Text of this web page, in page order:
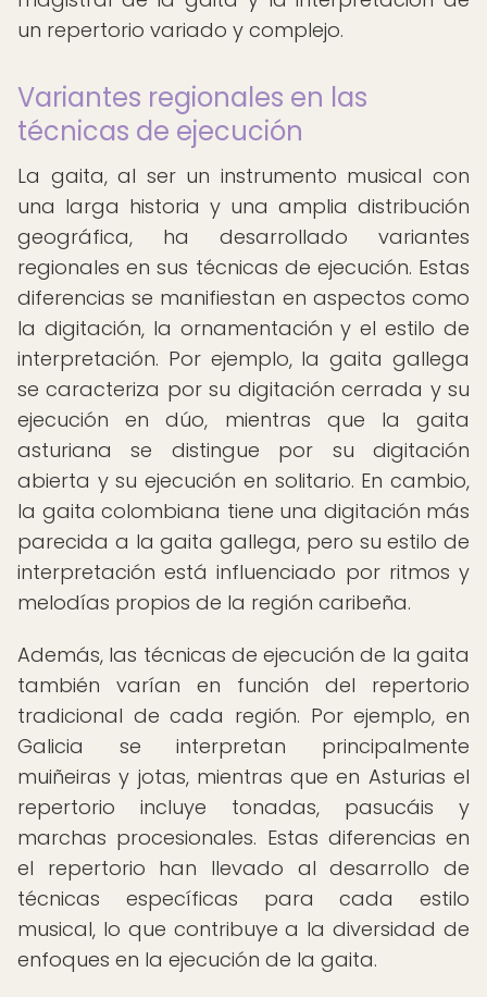
un repertorio variado y complejo.
Variantes regionales en las
técnicas de ejecución
La gaita, al ser un instrumento musical con
una larga historia y una amplia distribución
geográfica, ha desarrollado variantes
regionales en sus técnicas de ejecución. Estas
diferencias se manifiestan en aspectos como
la digitación, la ornamentación y el estilo de
interpretación. Por ejemplo, la gaita gallega
se caracteriza por su digitación cerrada y su
ejecución en dúo, mientras que la gaita
asturiana se distingue por su digitación
abierta y su ejecución en solitario. En cambio,
la gaita colombiana tiene una digitación más
parecida a la gaita gallega, pero su estilo de
interpretación está influenciado por ritmos y
melodías propios de la región caribeña.
Además, las técnicas de ejecución de la gaita
también varían en función del repertorio
tradicional de cada región. Por ejemplo, en
Galicia se interpretan principalmente
muiñeiras y jotas, mientras que en Asturias el
repertorio incluye tonadas, pasucáis y
marchas procesionales. Estas diferencias en
el repertorio han llevado al desarrollo de
técnicas específicas para cada estilo
musical, lo que contribuye a la diversidad de
enfoques en la ejecución de la gaita.